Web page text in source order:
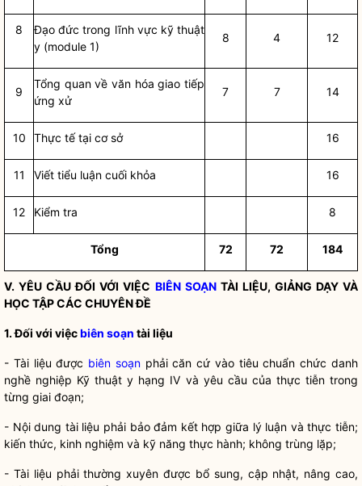
8
Đạo đức trong lĩnh vực kỹ thuật
y (module 1)
8 4 12
9
Tổng quan về văn hóa giao tiếp
ứng xử
7 7 14
10 Thực tế tại cơ sở 16
11 Viết tiểu luận cuối khỏa 16
12 Kiểm tra 8
Tổng 72 72 184
V. YÊU CẦU ĐỐI VỚI VIỆC BIÊN SOẠNTÀI LIỆU, GIẢNG DẠY VÀ
HỌC TẬP CÁC CHUYÊN ĐỀ
1. Đối với việcbiên soạn tài liệu
- Tài liệu được biên soạnphải căn cứ vào tiêu chuẩn chức danh
nghề nghiệp Kỹ thuật y hạng IV và yêu cầu của thực tiễn trong
từng giai đoạn;
- Nội dung tài liệu phải bảo đảm kết hợp giữa lý luận và thực tiễn;
kiến thức, kinh nghiệm và kỹ năng thực hành; không trùng lặp;
- Tài liệu phải thường xuyên được bổ sung, cập nhật, nâng cao,